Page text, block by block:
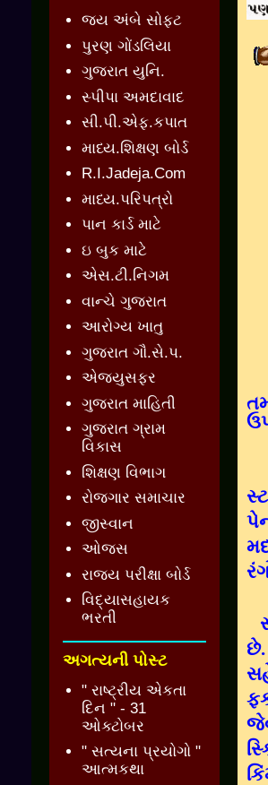
જય અંબે સોફ્ટ
પુરણ ગોંડલિયા
ગુજરાત યુનિ.
સ્પીપા અમદાવાદ
સી.પી.એફ.કપાત
માધ્ય.શિક્ષણ બોર્ડ
R.I.Jadeja.Com
માધ્ય.પરિપત્રો
પાન કાર્ડ માટે
ઇ બુક માટે
એસ.ટી.નિગમ
વાન્ચે ગુજરાત
આરોગ્ય ખાતુ
ગુજરાત ગૌ.સે.પ.
એજ્યુસફર
ગુજરાત માહિતી
ગુજરાત ગ્રામ
વિકાસ
શિક્ષણ વિભાગ
રોજગાર સમાચાર
જીસ્વાન
ઓજસ
રાજ્ય પરીક્ષા બોર્ડ
વિદ્યાસહાયક
ભરતી
અગત્યની પોસ્ટ
" રાષ્ટ્રીય એકતા
દિન " - 31
ઓક્ટોબર
" સત્યના પ્રયોગો "
આત્મકથા